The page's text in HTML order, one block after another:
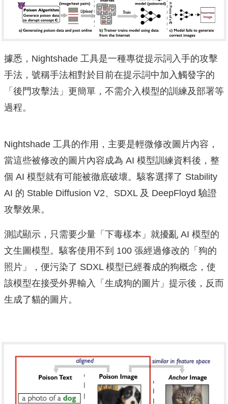
據悉，Nightshade 工具是一種專從提示詞入手的攻擊
手法，號稱手法相對於目前在提示詞中加入觸發字的
「後門攻擊法」更簡單，不需介入模型的訓練及部署等
過程。
Nightshade 工具的作用，主要是輕微修改圖片內容，
當這些被修改的圖片內容成為 AI 模型訓練資料後，整
個 AI 模型就有可能被徹底破壞。駭客選擇了 Stability
AI 的 Stable Diffusion V2、SDXL 及 DeepFloyd 驗證
攻擊效果。
測試顯示，只需要少量「下毒樣本」就擾亂 AI 模型的
文生圖模型。駭客使用不到 100 張經過修改的「狗的
照片」，便污染了 SDXL 模型已經養成的狗概念，使
該模型在接受外界輸入「生成狗的圖片」提示後，反而
生成了貓的圖片。